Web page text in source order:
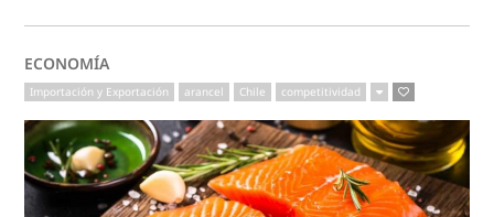
ECONOMÍA
Importación y Exportación arancel Chile competitividad